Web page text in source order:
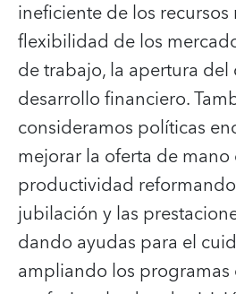
ineficiente de los
flexibilidad de los
de trabajo, la apertura del
desarrollo financiero.
consideramos políticas
mejorar la oferta de
productividad
jubilación y las
dando ayudas para el
ampliando los programas